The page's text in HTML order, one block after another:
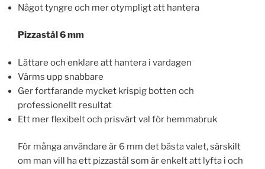
Något tyngre och mer otympligt att hantera
Pizzastål 6 mm
Lättare och enklare att hantera i vardagen
Värms upp snabbare
Ger fortfarande mycket krispig botten och
professionellt resultat
Ett mer flexibelt och prisvärt val för hemmabruk
För många användare är 6 mm det bästa valet, särskilt
om man vill ha ett pizzastål som är enkelt att lyfta i och